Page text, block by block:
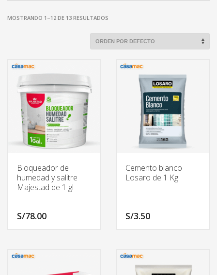
MOSTRANDO 1–12 DE 13 RESULTADOS
Bloqueador de
humedad y salitre
Majestad de 1 gl
S/78.00
Cemento blanco
Losaro de 1 Kg
S/3.50